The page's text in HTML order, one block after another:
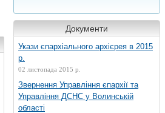
Документи
Укази єпархіального архієрея в 2015
р.
02 листопада 2015 р.
Звернення Управління єпархії та
Управління ДСНС у Волинській
області